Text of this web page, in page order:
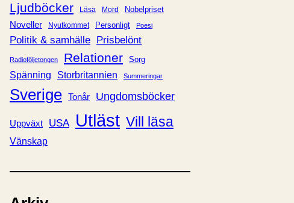
Ljudböcker
Läsa Mord Nobelpriset
Noveller Nyutkommet Personligt Poesi
Politik & samhälle Prisbelönt
Radioföljetongen Relationer Sorg
Spänning Storbritannien Summeringar
Sverige Tonår Ungdomsböcker
Uppväxt USA Utläst Vill läsa
Vänskap